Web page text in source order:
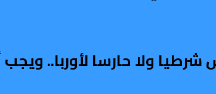
ولا حارسا لأوربا.. ويجب